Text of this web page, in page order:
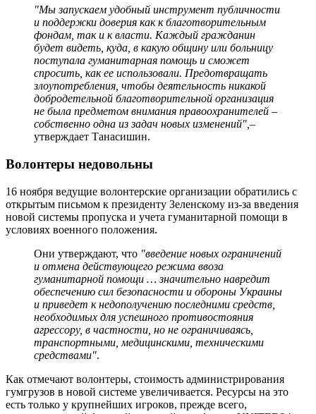
"Мы запускаем удобный инструмент публичности
и поддержки доверия как к благотворительным
фондам, так и к власти. Каждый гражданин
будет видеть, куда, в какую общину или больницу
поступала гуманитарная помощь и сможет
спросить, как ее использовали. Предотвращать
злоупотребления, чтобы деятельность никакой
добродетельной благотворительной организация
не была предметом внимания правоохранителей –
собственно одна из задач новых изменений",–
утверждает Танасишин.
Волонтеры недовольны
16 ноября ведущие волонтерские организации обратились с
открытым письмом к президенту Зеленскому из-за введения
новой системы пропуска и учета гуманитарной помощи в
условиях военного положения.
Они утверждают, что "введение новых ограничений
и отмена действующего режима ввоза
гуманитарной помощи … значительно навредит
обеспечению сил безопасности и обороны Украины
и приведет к недополучению последними средств,
необходимых для успешного противостояния
агрессору, в частности, но не ограничиваясь,
транспортными, медицинскими, техническими
средствами".
Как отмечают волонтеры, стоимость администрирования
гумгрузов в новой системе увеличивается. Ресурсы на это
есть только у крупнейших игроков, прежде всего,